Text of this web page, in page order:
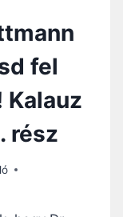
fel
rész